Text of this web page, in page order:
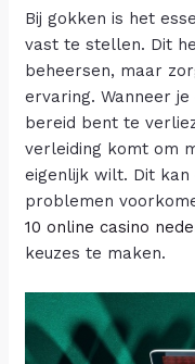
Bij gokken is het
vast te stellen. Dit
beheersen, maar
ervaring. Wanneer
bereid bent te
verleiding komt om
eigenlijk wilt. Dit kan
problemen
10 online casino
keuzes te maken.